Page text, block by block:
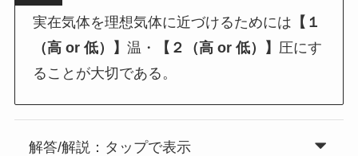
実在気体を理想気体に近づけるためには 【１
（高 or 低）】温・ 【２（高 or 低）】 圧にす
ることが大切である。
解答/解説：タップで表示